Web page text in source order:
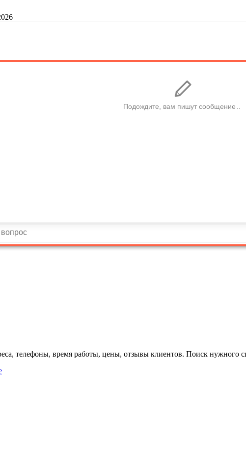
телефоны, время работы, цены, отзывы клиентов. Поиск нужного